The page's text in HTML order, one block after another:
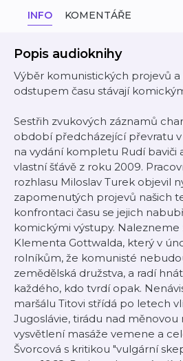
INFO KOMENTÁŘE
Popis audioknihy
Výběr komunistických projevů a
odstupem času stávají
Sestřih zvukových záznamů
období předcházející převratu v
na vydání kompletu Rudí baviči
vlastní šťávě z roku 2009.
rozhlasu Miloslav Turek objevil
zapomenutých projevů našich
konfrontaci času se jejich
komickými výstupy.
Klementa Gottwalda, který v
rolníkům, že komunisté
zemědělská družstva, a radí
každého, kdo tvrdí opak.
maršálu Titovi střídá po letech
Jugoslávie, tirádu nad
vysvětlení masáže vemene a
Švorcová s kritikou "vulgární